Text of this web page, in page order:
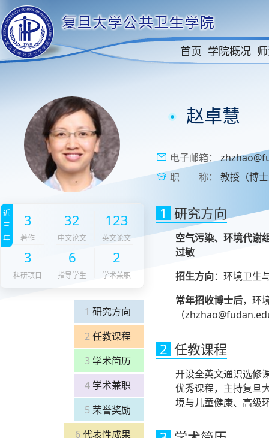
首页 学院概况
近
三
年
3
著作
32
中文论文
123
英文论文
3
科研项目
6
指导学生
2
学术兼职
1 研究方向
2任教课程
3 学术简历
4 学术兼职
5 荣誉奖励
6代表性成果
赵卓慧
电子邮箱：
职 称：
教授（博
1 研究方向
空气污染、环境代谢
过敏
招生方向：环境卫生
常年招收博士后，环
（
2 任教课程
开设全英文通识选修
优秀课程，主持复旦
境与儿童健康、高级